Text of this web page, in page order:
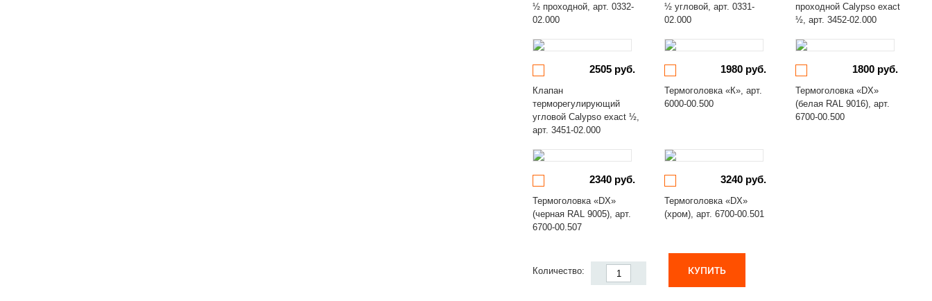
½ проходной, арт. 0332-
02.000
½ угловой, арт. 0331-
02.000
проходной Calypso exact
½, арт. 3452-02.000
2505 руб.
Клапан
терморегулирующий
угловой Calypso exact ½,
арт. 3451-02.000
1980 руб.
Термоголовка «К», арт.
6000-00.500
1800 руб.
Термоголовка «DX»
(белая RAL 9016), арт.
6700-00.500
2340 руб.
Термоголовка «DX»
(черная RAL 9005), арт.
6700-00.507
3240 руб.
Термоголовка «DX»
(хром), арт. 6700-00.501
Количество: КУПИТЬ